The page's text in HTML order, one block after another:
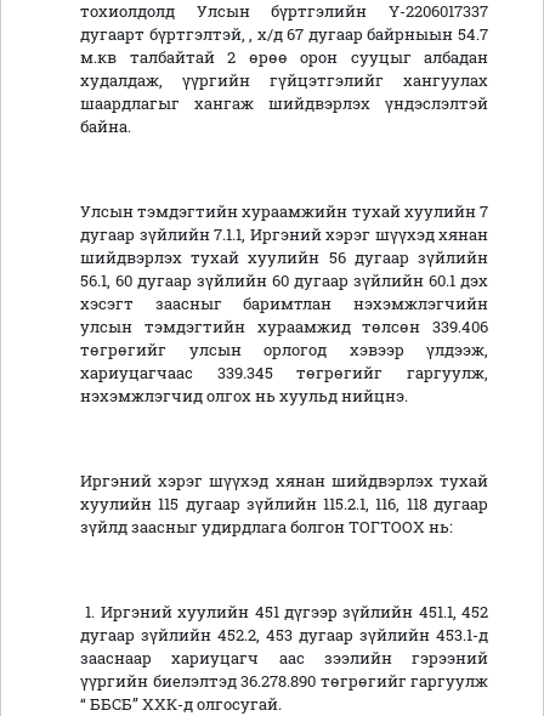
тохиолдолд Улсын бүртгэлийн Ү-2206017337
дугаарт бүртгэлтэй, , х/д 67 дугаар байрныын 54.7
м.кв талбайтай 2 өрөө орон сууцыг албадан
худалдаж, үүргийн гүйцэтгэлийг хангуулах
шаардлагыг хангаж шийдвэрлэх үндэслэлтэй
байна.
Улсын тэмдэгтийн хураамжийн тухай хуулийн 7
дугаар зүйлийн 7.1.1, Иргэний хэрэг шүүхэд хянан
шийдвэрлэх тухай хуулийн 56 дугаар зүйлийн
56.1, 60 дугаар зүйлийн 60 дугаар зүйлийн 60.1 дэх
хэсэгт заасныг баримтлан нэхэмжлэгчийн
улсын тэмдэгтийн хураамжид төлсөн 339.406
төгрөгийг улсын орлогод хэвээр үлдээж,
хариуцагчаас 339.345 төгрөгийг гаргуулж,
нэхэмжлэгчид олгох нь хуульд нийцнэ.
Иргэний хэрэг шүүхэд хянан шийдвэрлэх тухай
хуулийн 115 дугаар зүйлийн 115.2.1, 116, 118 дугаар
зүйлд заасныг удирдлага болгон ТОГТООХ нь:
1. Иргэний хуулийн 451 дүгээр зүйлийн 451.1, 452
дугаар зүйлийн 452.2, 453 дугаар зүйлийн 453.1-д
зааснаар хариуцагч аас зээлийн гэрээний
үүргийн биелэлтэд 36.278.890 төгрөгийг гаргуулж
“ ББСБ” ХХК-д олгосугай.